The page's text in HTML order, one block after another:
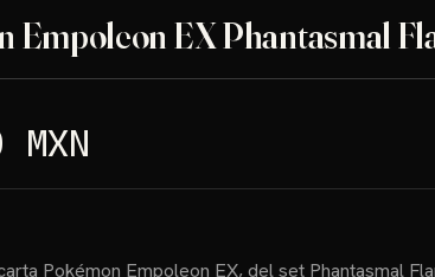
Empoleon EX Phantasmal
Pokémon Empoleon EX, del set Phantasmal